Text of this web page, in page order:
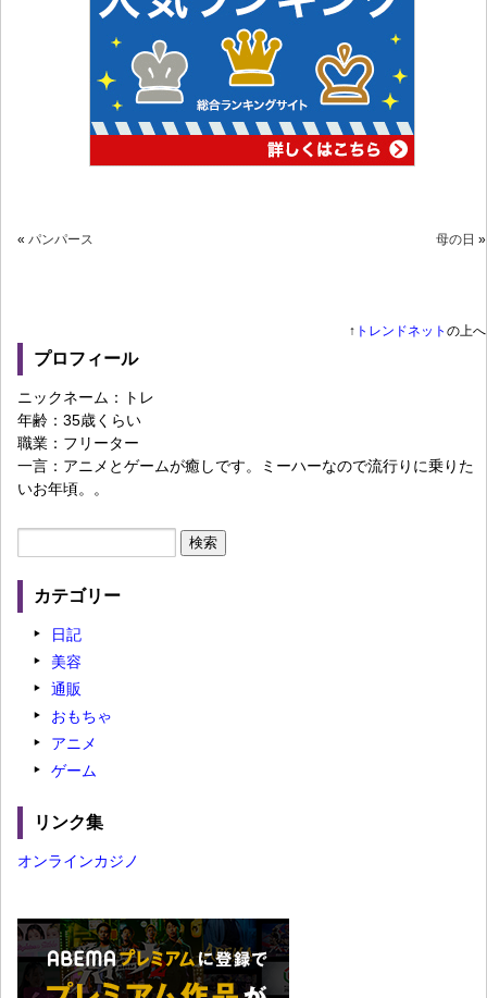
« パンパース 母の日 »
↑ トレンドネット の上へ
プロフィール
ニックネーム：トレ
年齢：35歳くらい
職業：フリーター
一言：アニメとゲームが癒しです。ミーハーなので流行りに乗りた
いお年頃。。
カテゴリー
日記
美容
通販
おもちゃ
アニメ
ゲーム
リンク集
オンラインカジノ